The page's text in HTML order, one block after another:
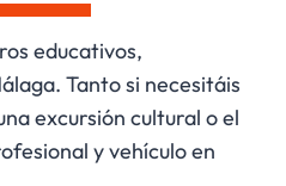
educativos,
Tanto si necesitáis
excursión cultural o el
y vehículo en